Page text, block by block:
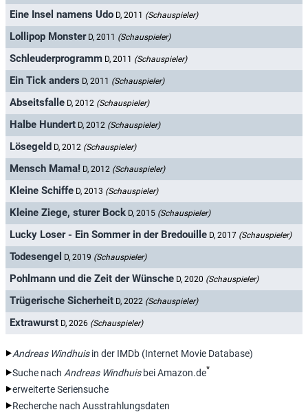
Eine Insel namens Udo D, 2011 (Schauspieler)
Lollipop Monster D, 2011 (Schauspieler)
Schleuderprogramm D, 2011 (Schauspieler)
Ein Tick anders D, 2011 (Schauspieler)
Abseitsfalle D, 2012 (Schauspieler)
Halbe Hundert D, 2012 (Schauspieler)
Lösegeld D, 2012 (Schauspieler)
Mensch Mama! D, 2012 (Schauspieler)
Kleine Schiffe D, 2013 (Schauspieler)
Kleine Ziege, sturer Bock D, 2015 (Schauspieler)
Lucky Loser - Ein Sommer in der Bredouille D, 2017 (Schauspieler)
Todesengel D, 2019 (Schauspieler)
Pohlmann und die Zeit der Wünsche D, 2020 (Schauspieler)
Trügerische Sicherheit D, 2022 (Schauspieler)
Extrawurst D, 2026 (Schauspieler)
Andreas Windhuisin der IMDb (Internet Movie Database)
Suche nach Andreas Windhuisbei Amazon.de*
erweiterte Seriensuche
Recherche nach Ausstrahlungsdaten